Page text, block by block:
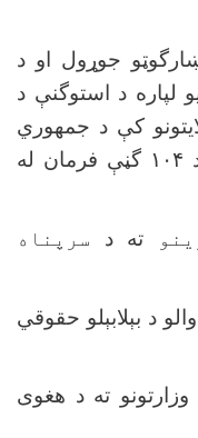
جوړول او د
لپاره د استوگنې د
كې د جمهوري
۱۰۴
گڼې فرمان له
ته د سرپناه
د بېلابېلو حقوقي
ته د هغوى